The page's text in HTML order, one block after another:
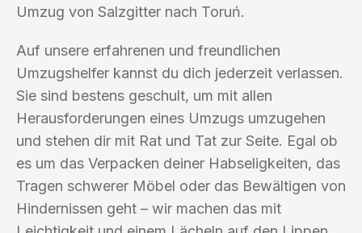
Umzug von Salzgitter nach Toruń.
Auf unsere erfahrenen und freundlichen
Umzugshelfer kannst du dich jederzeit verlassen.
Sie sind bestens geschult, um mit allen
Herausforderungen eines Umzugs umzugehen
und stehen dir mit Rat und Tat zur Seite. Egal ob
es um das Verpacken deiner Habseligkeiten, das
Tragen schwerer Möbel oder das Bewältigen von
Hindernissen geht – wir machen das mit